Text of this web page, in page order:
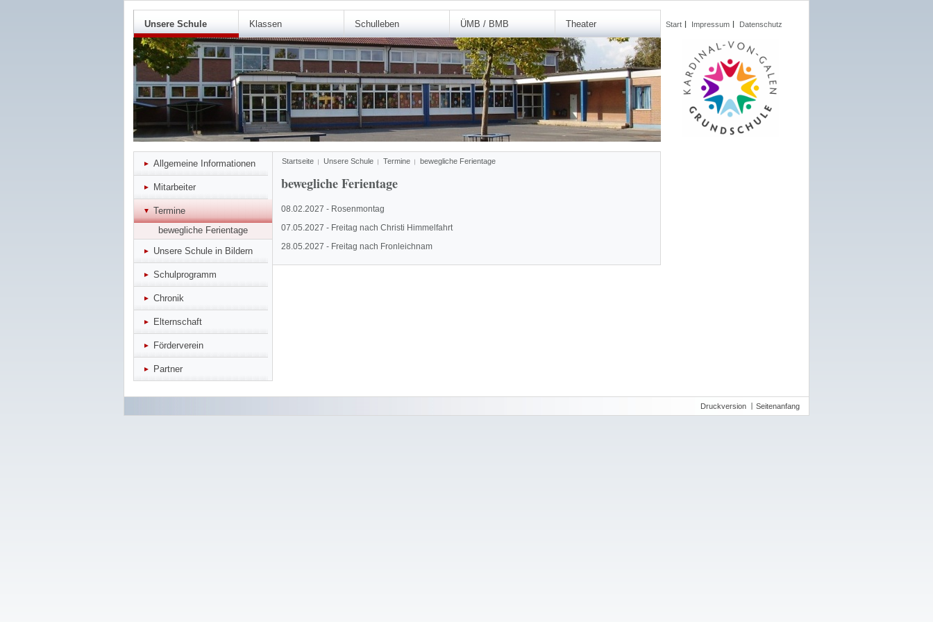
Unsere Schule Klassen Schulleben ÜMB / BMB Theater Start Impressum Datenschutz
Startseite Unsere Schule Termine bewegliche Ferientage
bewegliche Ferientage
08.02.2027 - Rosenmontag
07.05.2027 - Freitag nach Christi Himmelfahrt
28.05.2027 - Freitag nach Fronleichnam
Allgemeine Informationen
Mitarbeiter
Termine
bewegliche Ferientage
Unsere Schule in Bildern
Schulprogramm
Chronik
Elternschaft
Förderverein
Partner
Seitenanfang
Druckversion